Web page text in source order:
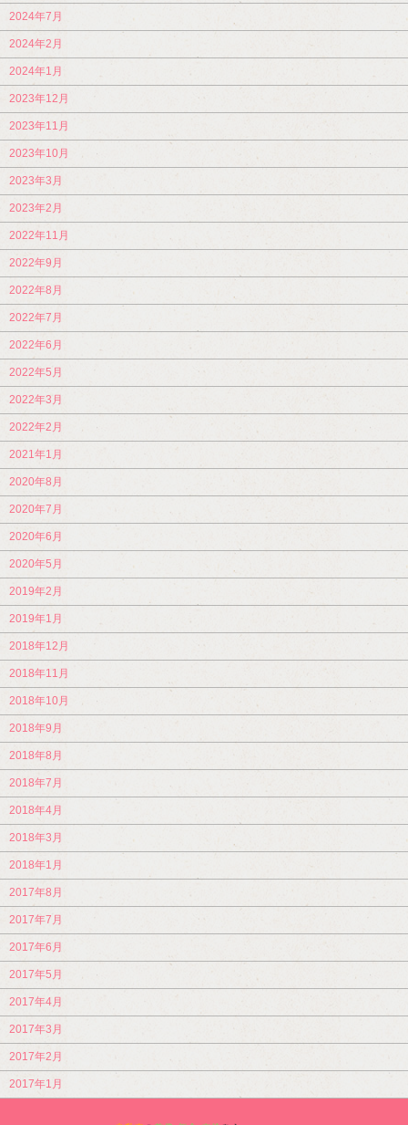
2024年7月
2024年2月
2024年1月
2023年12月
2023年11月
2023年10月
2023年3月
2023年2月
2022年11月
2022年9月
2022年8月
2022年7月
2022年6月
2022年5月
2022年3月
2022年2月
2021年1月
2020年8月
2020年7月
2020年6月
2020年5月
2019年2月
2019年1月
2018年12月
2018年11月
2018年10月
2018年9月
2018年8月
2018年7月
2018年4月
2018年3月
2018年1月
2017年8月
2017年7月
2017年6月
2017年5月
2017年4月
2017年3月
2017年2月
2017年1月